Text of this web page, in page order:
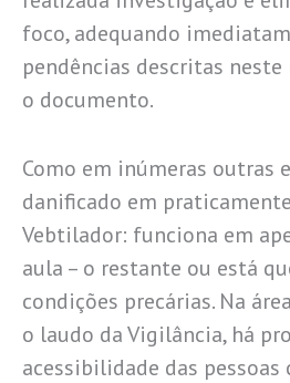
foco, adequando
pendências descritas neste
o documento.
Como em inúmeras outras
danificado em
Vebtilador: funciona em
aula – o restante ou está
condições precárias. Na
o laudo da Vigilância, há
acessibilidade das